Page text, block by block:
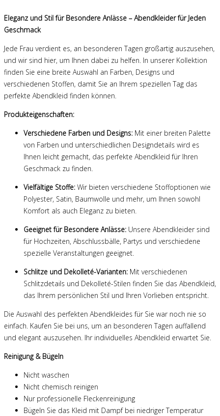
Eleganz und Stil für Besondere Anlässe – Abendkleider für Jeden
Geschmack
Jede Frau verdient es, an besonderen Tagen großartig auszusehen,
und wir sind hier, um Ihnen dabei zu helfen. In unserer Kollektion
finden Sie eine breite Auswahl an Farben, Designs und
verschiedenen Stoffen, damit Sie an Ihrem speziellen Tag das
perfekte Abendkleid finden können.
Produkteigenschaften:
Verschiedene Farben und Designs: Mit einer breiten Palette
von Farben und unterschiedlichen Designdetails wird es
Ihnen leicht gemacht, das perfekte Abendkleid für Ihren
Geschmack zu finden.
Vielfältige Stoffe: Wir bieten verschiedene Stoffoptionen wie
Polyester, Satin, Baumwolle und mehr, um Ihnen sowohl
Komfort als auch Eleganz zu bieten.
Geeignet für Besondere Anlässe: Unsere Abendkleider sind
für Hochzeiten, Abschlussbälle, Partys und verschiedene
spezielle Veranstaltungen geeignet.
Schlitze und Dekolleté-Varianten: Mit verschiedenen
Schlitzdetails und Dekolleté-Stilen finden Sie das Abendkleid,
das Ihrem persönlichen Stil und Ihren Vorlieben entspricht.
Die Auswahl des perfekten Abendkleides für Sie war noch nie so
einfach. Kaufen Sie bei uns, um an besonderen Tagen auffallend
und elegant auszusehen. Ihr individuelles Abendkleid erwartet Sie.
Reinigung & Bügeln
Nicht waschen
Nicht chemisch reinigen
Nur professionelle Fleckenreinigung
Bügeln Sie das Kleid mit Dampf bei niedriger Temperatur